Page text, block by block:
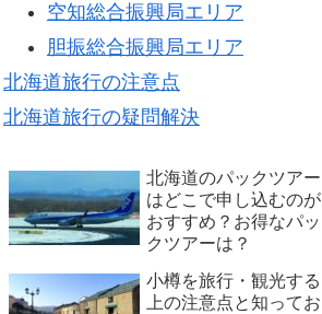
空知総合振興局エリア
胆振総合振興局エリア
北海道旅行の注意点
北海道旅行の疑問解決
北海道のパックツアー
はどこで申し込むのが
おすすめ？お得なパッ
クツアーは？
小樽を旅行・観光する
上の注意点と知ってお